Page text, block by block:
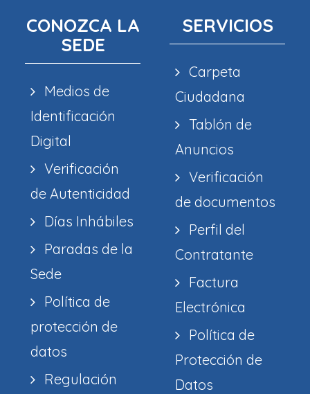
CONOZCA LA
SEDE
Medios de
Identificación
Digital
Verificación
de Autenticidad
Días Inhábiles
Paradas de la
Sede
Política de
protección de
datos
Regulación
SERVICIOS
Carpeta
Ciudadana
Tablón de
Anuncios
Verificación
de documentos
Perfil del
Contratante
Factura
Electrónica
Política de
Protección de
Datos